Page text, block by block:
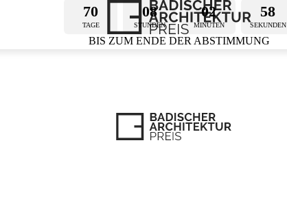
70
TAGE
08
STUNDEN
02
MINUTEN
58
SEKUNDEN
BIS ZUM ENDE DER ABSTIMMUNG